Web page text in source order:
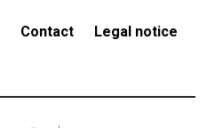
Contact Legal notice